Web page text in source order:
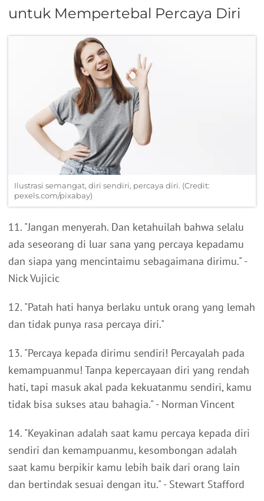
untuk Mempertebal Percaya Diri
Ilustrasi semangat, diri sendiri, percaya diri. (Credit:
pexels.com/pixabay)
11. "Jangan menyerah. Dan ketahuilah bahwa selalu
ada seseorang di luar sana yang percaya kepadamu
dan siapa yang mencintaimu sebagaimana dirimu." -
Nick Vujicic
12. "Patah hati hanya berlaku untuk orang yang lemah
dan tidak punya rasa percaya diri."
13. "Percaya kepada dirimu sendiri! Percayalah pada
kemampuanmu! Tanpa kepercayaan diri yang rendah
hati, tapi masuk akal pada kekuatanmu sendiri, kamu
tidak bisa sukses atau bahagia." - Norman Vincent
14. "Keyakinan adalah saat kamu percaya kepada diri
sendiri dan kemampuanmu, kesombongan adalah
saat kamu berpikir kamu lebih baik dari orang lain
dan bertindak sesuai dengan itu." - Stewart Stafford